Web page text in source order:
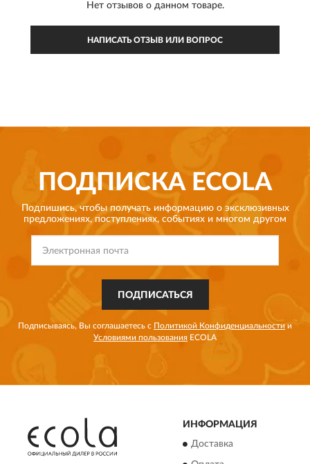
Нет отзывов о данном товаре.
НАПИСАТЬ ОТЗЫВ ИЛИ ВОПРОС
ПОДПИСКА ECOLA
Подпишись, чтобы получать информацию о эксклюзивных
предложениях, поступлениях, событиях и многом другом
ПОДПИСАТЬСЯ
Подписываясь, Вы соглашаетесь с Политикой Конфиденциальности и
Условиями пользования ECOLA
ИНФОРМАЦИЯ
Доставка